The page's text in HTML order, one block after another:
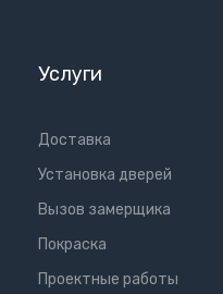
Услуги
Доставка
Установка дверей
Вызов замерщика
Покраска
Проектные работы